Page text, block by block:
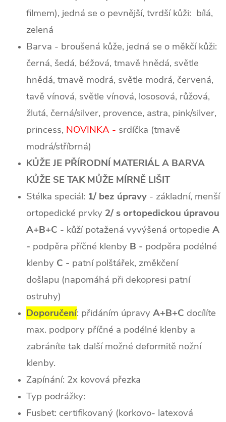
filmem), jedná se o pevnější, tvrdší kůži: bílá,
zelená
Barva - broušená kůže, jedná se o měkčí kůži:
černá, šedá, béžová, tmavě hnědá, světle
hnědá, tmavě modrá, světle modrá, červená,
tavě vínová, světle vínová, lososová, růžová,
žlutá, černá/silver, provence, astra, pink/silver,
princess, NOVINKA - srdíčka (tmavě
modrá/stříbrná)
KŮŽE JE PŘÍRODNÍ MATERIÁL A BARVA
KŮŽE SE TAK MŮŽE MÍRNĚ LIŠIT
Stélka speciál: 1/ bez úpravy - základní, menší
ortopedické prvky 2/ s ortopedickou úpravou
A+B+C - kůží potažená vyvýšená ortopedie A
- podpěra příčné klenby B - podpěra podélné
klenby C - patní polštářek, změkčení
došlapu (napomáhá při dekopresi patní
ostruhy)
Doporučení: přidáním úpravyA+B+C docílíte
max. podpory příčné a podélné klenby a
zabráníte tak další možné deformitě nožní
klenby.
Zapínání: 2x kovová přezka
Typ podrážky:
Fusbet: certifikovaný (korkovo- latexová